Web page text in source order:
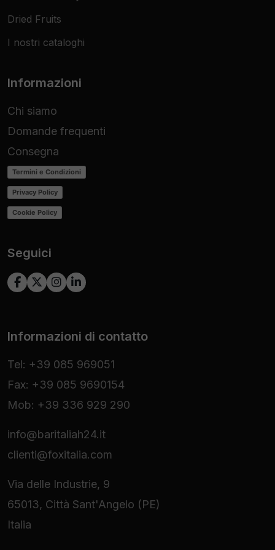
Dried Fruits
I nostri cataloghi
Informazioni
Chi siamo
Domande frequenti
Consegna
Termini e Condizioni
Privacy Policy
Cookie Policy
Seguici
Informazioni di contatto
Tel: +39 085 969051
Fax: +39 085 9690154
Mob: +39 336 929 290
info@baritaliah24.it
clienti@foxitalia.com
Via delle Industrie, 9
65013, Città Sant'Angelo (PE)
Italia